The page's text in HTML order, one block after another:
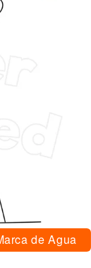
de Agua